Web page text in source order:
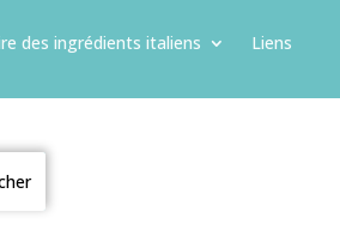
des ingrédients italiens Liens